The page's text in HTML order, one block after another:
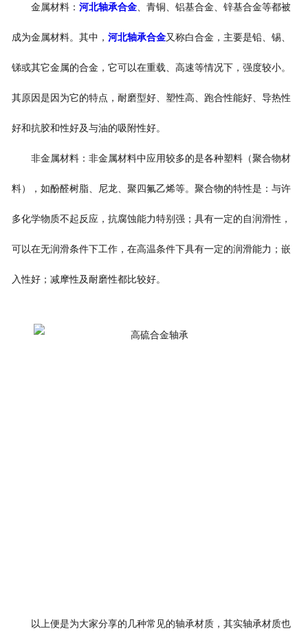
金属材料： 河北轴承合金、青铜、铝基合金、锌基合金等都被
成为金属材料。其中， 河北轴承合金又称白合金，主要是铅、锡、
锑或其它金属的合金，它可以在重载、高速等情况下，强度较小。
其原因是因为它的特点，耐磨型好、塑性高、跑合性能好、导热性
好和抗胶和性好及与油的吸附性好。
非金属材料：非金属材料中应用较多的是各种塑料（聚合物材
料），如酚醛树脂、尼龙、聚四氟乙烯等。聚合物的特性是：与许
多化学物质不起反应，抗腐蚀能力特别强；具有一定的自润滑性，
可以在无润滑条件下工作，在高温条件下具有一定的润滑能力；嵌
入性好；减摩性及耐磨性都比较好。
以上便是为大家分享的几种常见的轴承材质，其实轴承材质也